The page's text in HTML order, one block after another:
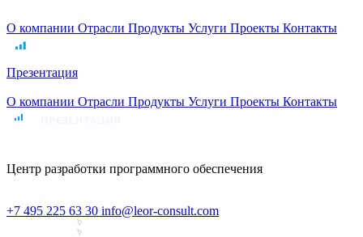
О компании Отрасли Продукты Услуги Проекты Контакты
Презентация
О компании Отрасли Продукты Услуги Проекты Контакты
Центр разработки программного обеспечения
+7 495 225 63 30 info@leor-consult.com